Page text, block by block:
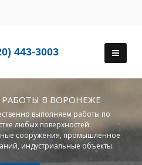
443-3003
В ВОРОНЕЖЕ
выполняем работы по
любых поверхностей:
сооружения, промышленное
индустриальные объекты.